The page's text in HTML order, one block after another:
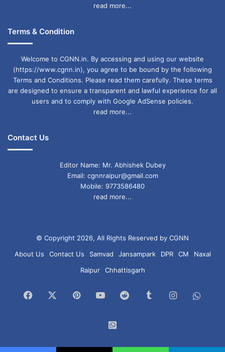
read more...
Terms & Condition
Welcome to CGNN.in. By accessing and using our website
(https://www.cgnn.in), you agree to be bound by the following
Terms and Conditions. Please read them carefully. These terms
are designed to ensure a transparent and lawful experience for all
users and to comply with Google AdSense policies.
read more...
Contact Us
Editor Name: Mr. Abhishek Dubey
Email: cgnnraipur@gmail.com
Mobile: 9773586480
read more...
© Copyright 2026, All Rights Reserved by CGNN
About Us
Contact Us Samvad Jansampark DPR CM
Naxal
Raipur
Chhattisgarh
Facebook PinterestYouTubeReddit TumblrInstagram
Group